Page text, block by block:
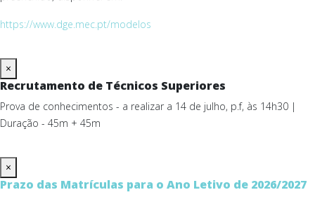
https://www.dge.mec.pt/modelos
×
Recrutamento de Técnicos Superiores
Prova de conhecimentos - a realizar a 14 de julho, p.f, às 14h30 |
Duração - 45m + 45m
×
Prazo das Matrículas para o Ano Letivo de 2026/2027